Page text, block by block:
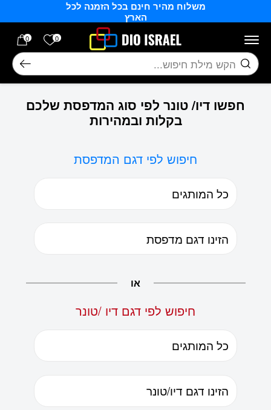
משלוח מהיר חינם בכל הזמנה לכל
הארץ
0 הרשימה
0
חיפוש
חפשו דיו/ טונר לפי סוג המדפסת שלכם
בקלות ובמהירות
חיפוש לפי דגם המדפסת
או
חיפוש לפי דגם דיו /טונר